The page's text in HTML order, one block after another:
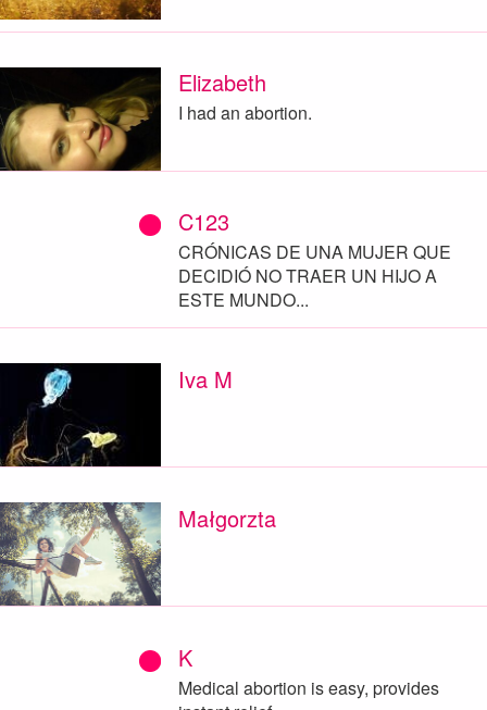
Elizabeth
I had an abortion.
C123
CRÓNICAS DE UNA MUJER QUE
DECIDIÓ NO TRAER UN HIJO A
ESTE MUNDO...
Iva M
Małgorzta
K
Medical abortion is easy, provides